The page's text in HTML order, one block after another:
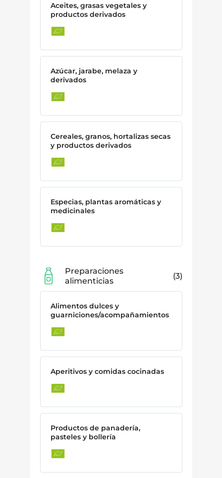
Aceites, grasas vegetales y
productos derivados
Azúcar, jarabe, melaza y
derivados
Cereales, granos, hortalizas secas
y productos derivados
Especias, plantas aromáticas y
medicinales
Preparaciones
alimenticias
3
Alimentos dulces y
guarniciones/acompañamientos
Aperitivos y comidas cocinadas
Productos de panadería,
pasteles y bollería